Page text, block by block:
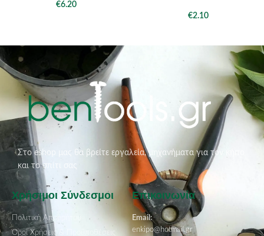
€6.20
€2.10
Στο eshop μας θα βρείτε εργαλεία, μηχανήματα για τον κήπο
και το σπίτι σας
Χρήσιμοι Σύνδεσμοι
Πολιτική Απορρήτου
Όροι Χρήσεις & Προϋποθέσεις
Επικοινωνία
Email:
enkipo@hotmail.gr